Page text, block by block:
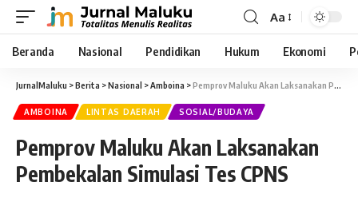
Aa
Beranda Nasional Pendidikan Hukum Ekonomi
JurnalMaluku >Berita >Nasional >Amboina >Pemprov Maluku Akan Laksanakan Pembekalan Simulasi Tes CPNS
AMBOINA LINTAS DAERAH SOSIAL/BUDAYA
Pemprov Maluku Akan Laksanakan
Pembekalan Simulasi Tes CPNS